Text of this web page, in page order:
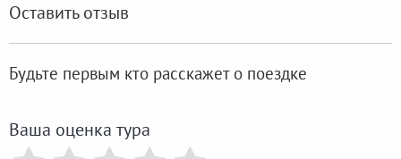
Оставить отзыв
Будьте первым кто расскажет о поездке
Ваша оценка тура